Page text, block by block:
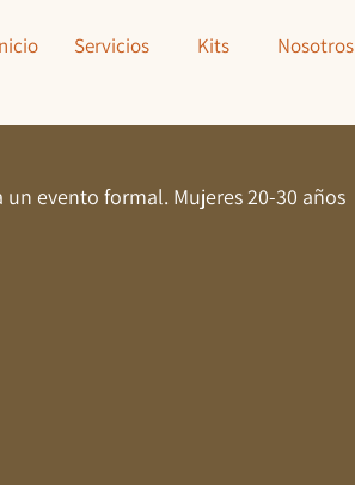
Servicios Kits Nosotros
un evento formal. Mujeres 20-30 años